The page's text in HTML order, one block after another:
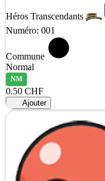
Héros Transcendants
Numéro: 001
Commune
Normal
NM
0.50 CHF
Ajouter